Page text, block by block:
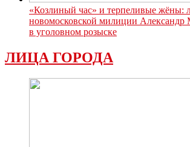
«Козлиный час» и терпеливые жёны:
новомосковской милиции Александр
в уголовном розыске
ЛИЦА ГОРОДА